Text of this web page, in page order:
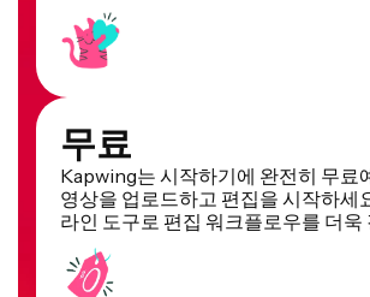
무료
Kapwing는 시작하기에 완전히 무료
영상을 업로드하고 편집을 시작하세
라인 도구로 편집 워크플로우를 더욱